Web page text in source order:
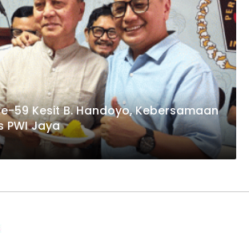
59 Kesit B. Handoyo, Kebersamaan
PWI Jaya